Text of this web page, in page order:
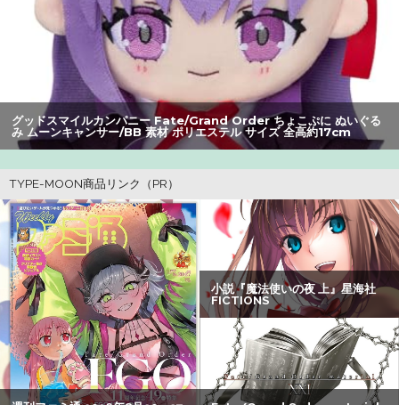
【画像】ハンターハンターさん、ガチで最強の新能力を登
場させてしまうｗｗｗｗｗｗｗ
【爆笑】最近のオスガキ、名前がダサすぎるｗｗｗｗ ：
26/08/05のニュース
【朗報】Vtuber界、新たなる『弱男の姫』が爆誕ｗｗｗｗ
ｗｗｗｗｗｗｗ
【画像】美人すぎる女医、ガチで見つかる。めちゃくちゃ
いいべｗｗｗｗ ：26/08/04のニュース
ワイ、「着衣おっばい」でしか抜けない体質になってしま
うｗｗｗｗｗ
【朗報】アマガミの棚町薫さん、最新絵でめっちゃ可愛く
なる：26/08/03のニュース
【悲報】坂口杏里を家に住ませてあげた結果ｗｗｗｗ
【悲報】女性「男への最大ダメージはこれ」←お前ら耐え
グッドスマイルカンパニー Fate/Grand Order ちょこぷに ぬいぐる
み ムーンキャンサー/BB 素材 ポリエステル サイズ 全高約17cm